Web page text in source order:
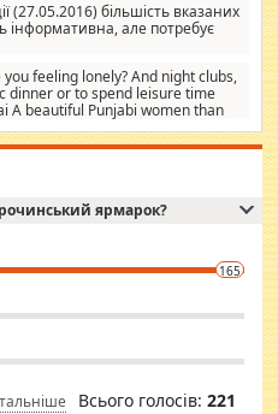
дати їм шанс. Кожен
влада не зможе, вони
нема багато суми, і зрілість
нічого іншого. Не чекайте і не
яку ви хочете подати, і ми
зв'яжіться з нами
Вам потрібні термінові
(27.05.2016) більшість вказаних
інформативна, але потребує
you feeling lonely? And night clubs,
dinner or to spend leisure time
A beautiful Punjabi women than
you guys feel like 5 star luxury
search for loved solitaire free
and shapely body shapes.
friendly and cheerful girl.
latest pictures of her body and the
health and figure
fit and regularly go to the health
ярмарок?
165
Всього голосів: 221